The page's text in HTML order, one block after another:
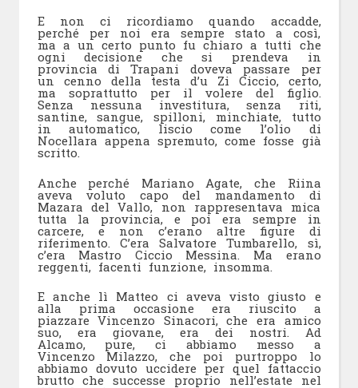
E non ci ricordiamo quando accadde,
perché per noi era sempre stato a così,
ma a un certo punto fu chiaro a tutti che
ogni decisione che si prendeva in
provincia di Trapani doveva passare per
un cenno della testa d’u Zi Ciccio, certo,
ma soprattutto per il volere del figlio.
Senza nessuna investitura, senza riti,
santine, sangue, spilloni, minchiate, tutto
in automatico, liscio come l’olio di
Nocellara appena spremuto, come fosse già
scritto.
Anche perché Mariano Agate, che Riina
aveva voluto capo del mandamento di
Mazara del Vallo, non rappresentava mica
tutta la provincia, e poi era sempre in
carcere, e non c’erano altre figure di
riferimento. C’era Salvatore Tumbarello, sì,
c’era Mastro Ciccio Messina. Ma erano
reggenti, facenti funzione, insomma.
E anche lì Matteo ci aveva visto giusto e
alla prima occasione era riuscito a
piazzare Vincenzo Sinacori, che era amico
suo, era giovane, era dei nostri. Ad
Alcamo, pure, ci abbiamo messo a
Vincenzo Milazzo, che poi purtroppo lo
abbiamo dovuto uccidere per quel fattaccio
brutto che successe proprio nell’estate nel